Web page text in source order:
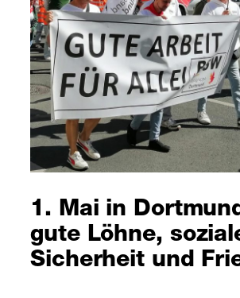
1. Mai in
gute Löhne,
Sicherheit und